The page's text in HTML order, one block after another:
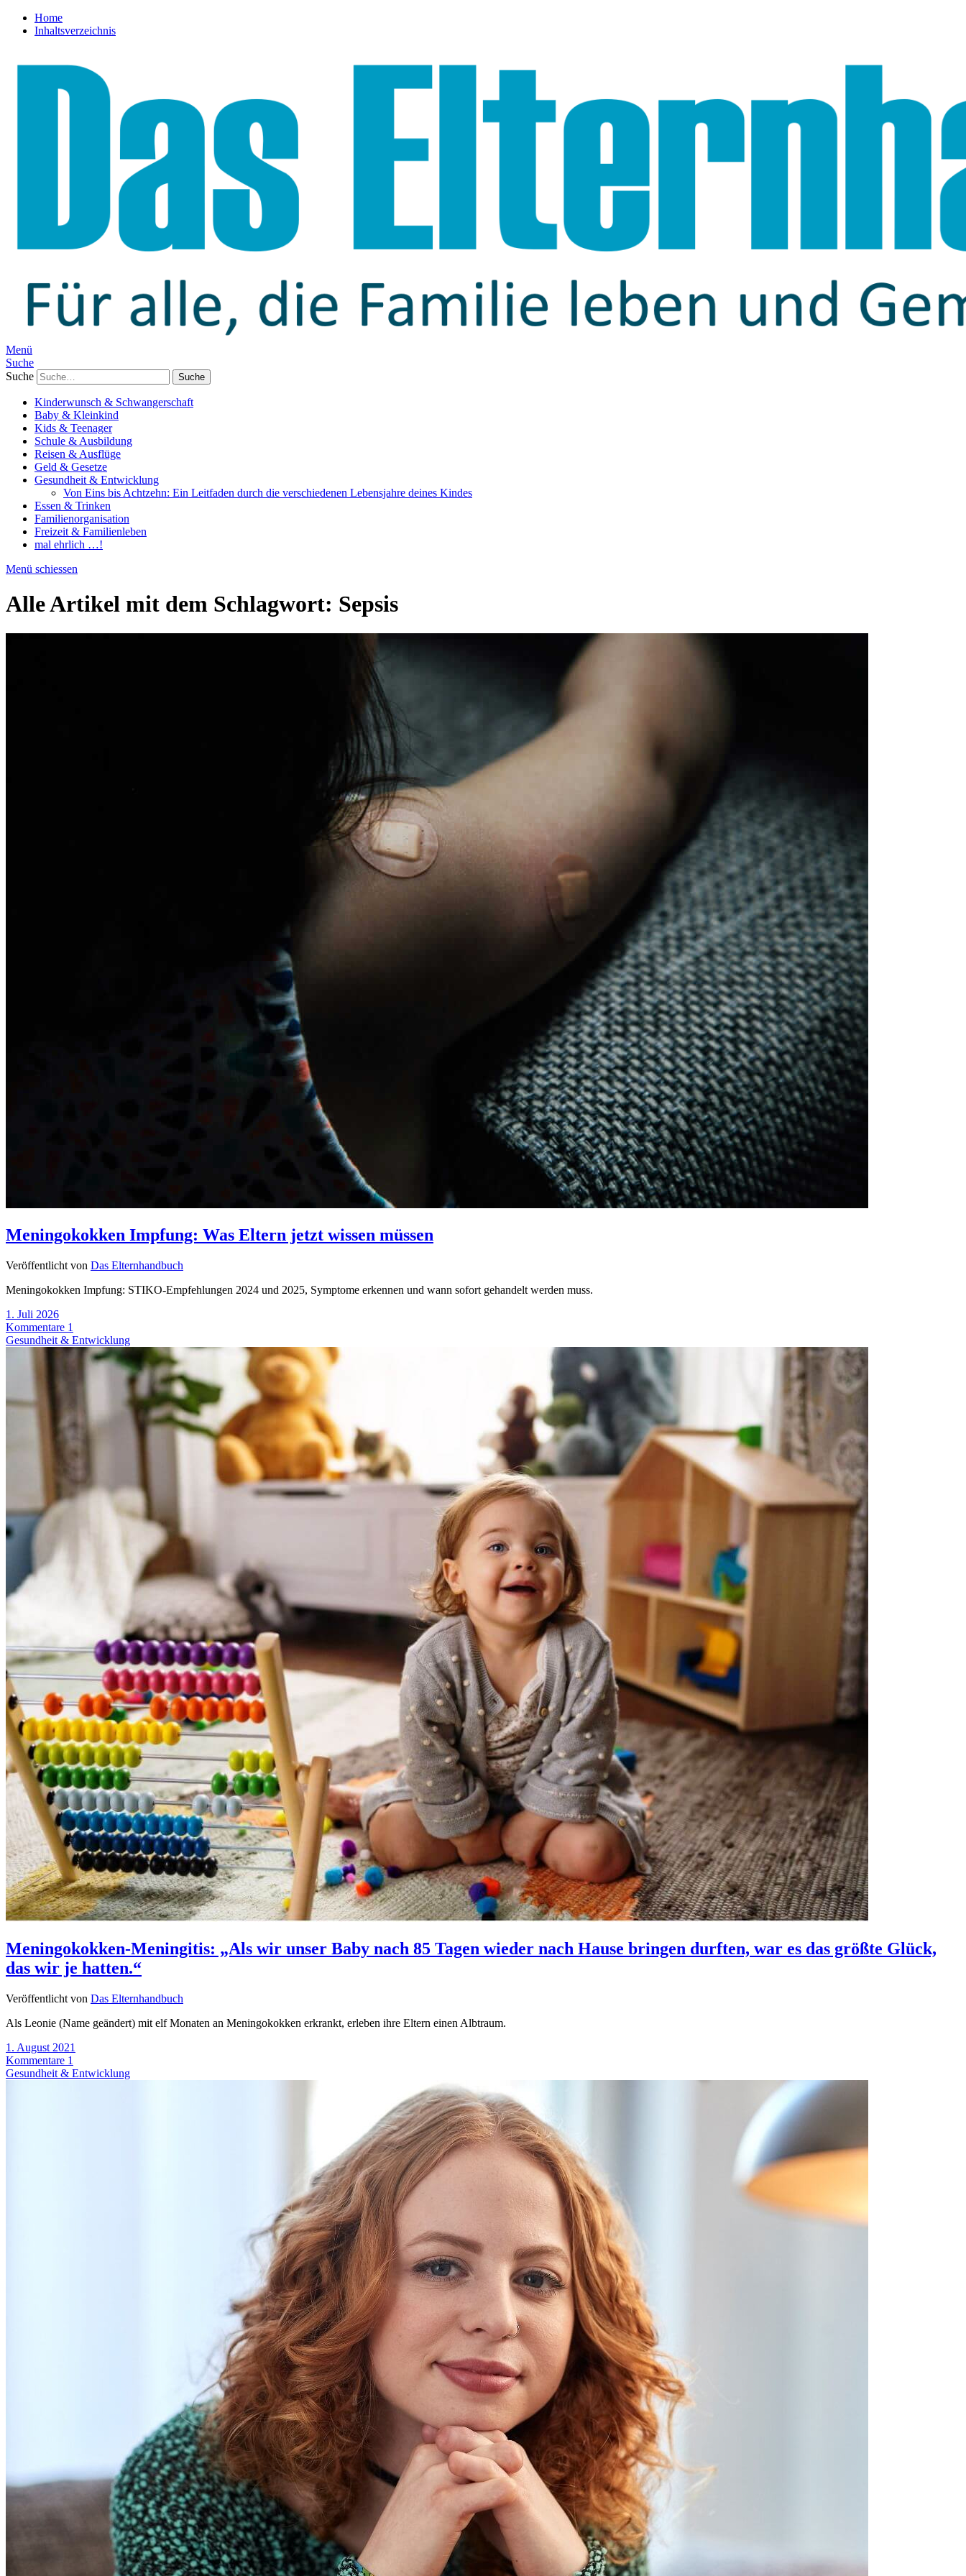
Home
Inhaltsverzeichnis
Menü
Suche
Suche
Kinderwunsch & Schwangerschaft
Baby & Kleinkind
Kids & Teenager
Schule & Ausbildung
Reisen & Ausflüge
Geld & Gesetze
Gesundheit & Entwicklung
Von Eins bis Achtzehn: Ein Leitfaden durch die verschiedenen Lebensjahre deines Kindes
Essen & Trinken
Familienorganisation
Freizeit & Familienleben
mal ehrlich …!
Menü schiessen
Alle Artikel mit dem Schlagwort: Sepsis
Meningokokken Impfung: Was Eltern jetzt wissen müssen
Veröffentlicht von Das Elternhandbuch
Meningokokken Impfung: STIKO-Empfehlungen 2024 und 2025, Symptome erkennen und wann sofort gehandelt werden muss.
1. Juli 2026
Kommentare 1
Gesundheit & Entwicklung
Meningokokken-Meningitis: „Als wir unser Baby nach 85 Tagen wieder nach Hause bringen durften, war es das größte Glück,
das wir je hatten.“
Veröffentlicht von Das Elternhandbuch
Als Leonie (Name geändert) mit elf Monaten an Meningokokken erkrankt, erleben ihre Eltern einen Albtraum.
1. August 2021
Kommentare 1
Gesundheit & Entwicklung